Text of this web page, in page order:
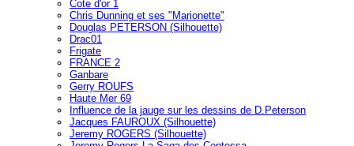
Cote d'or 1
Chris Dunning et ses "Marionette"
Douglas PETERSON (Silhouette)
Drac01
Frigate
FRANCE 2
Ganbare
Gerry ROUFS
Haute Mer 69
Influence de la jauge sur les dessins de D.Peterson
Jacques FAUROUX (Silhouette)
Jeremy ROGERS (Silhouette)